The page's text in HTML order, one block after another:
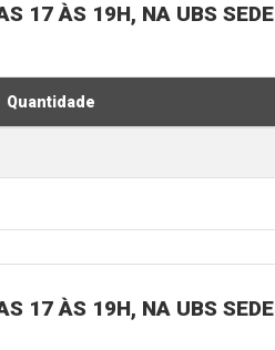
17 ÀS 19H, NA UBS SEDE
Quantidade
17 ÀS 19H, NA UBS SEDE